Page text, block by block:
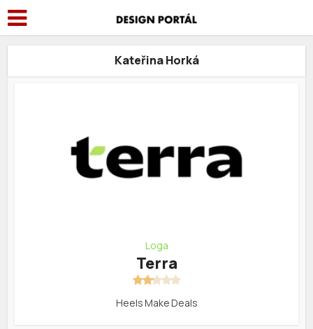
Kateřina Horká
Loga
Terra
Heels Make Deals